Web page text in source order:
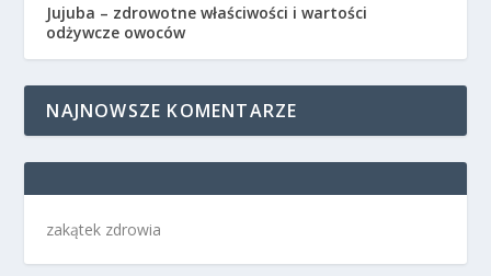
Jujuba – zdrowotne właściwości i wartości
odżywcze owoców
NAJNOWSZE KOMENTARZE
zakątek zdrowia